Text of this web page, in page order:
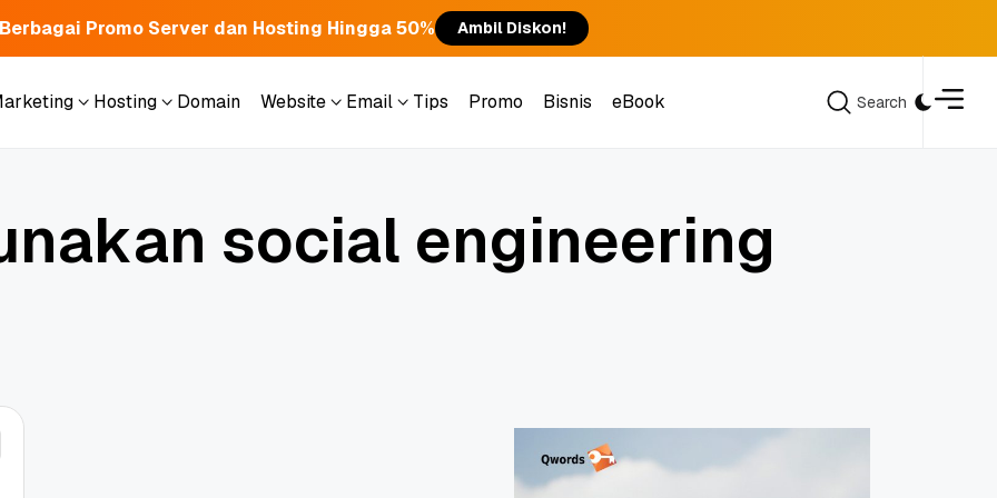
Promo Server dan Hosting Hingga 50% Ambil Diskon!
Hosting
Domain
Website
Email
Tips
Promo
Bisnis
eBook
Search
nakan social engineering